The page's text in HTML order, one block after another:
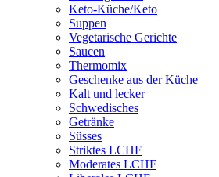
Keto-Küche/Keto
Suppen
Vegetarische Gerichte
Saucen
Thermomix
Geschenke aus der Küche
Kalt und lecker
Schwedisches
Getränke
Süsses
Striktes LCHF
Moderates LCHF